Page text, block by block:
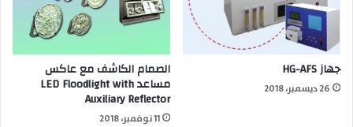
جهاز HG-AFS
26 ديسمبر، 2018
الصمام الكاشف مع عاكس
مساعد LED Floodlight with
Auxiliary Reflector
11 نوفمبر، 2018